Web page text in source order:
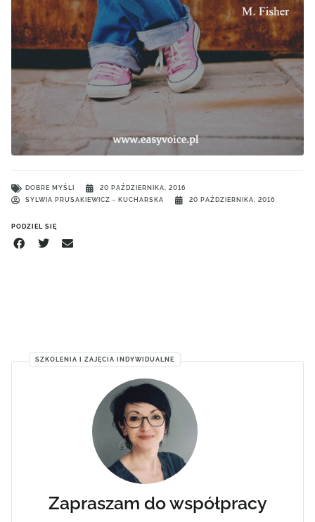
DOBRE MYŚLI
20 PAŹDZIERNIKA, 2016
SYLWIA PRUSAKIEWICZ - KUCHARSKA
20 PAŹDZIERNIKA, 2016
PODZIEL SIĘ
Zapraszam do współpracy
SZKOLENIA I ZAJĘCIA INDYWIDUALNE